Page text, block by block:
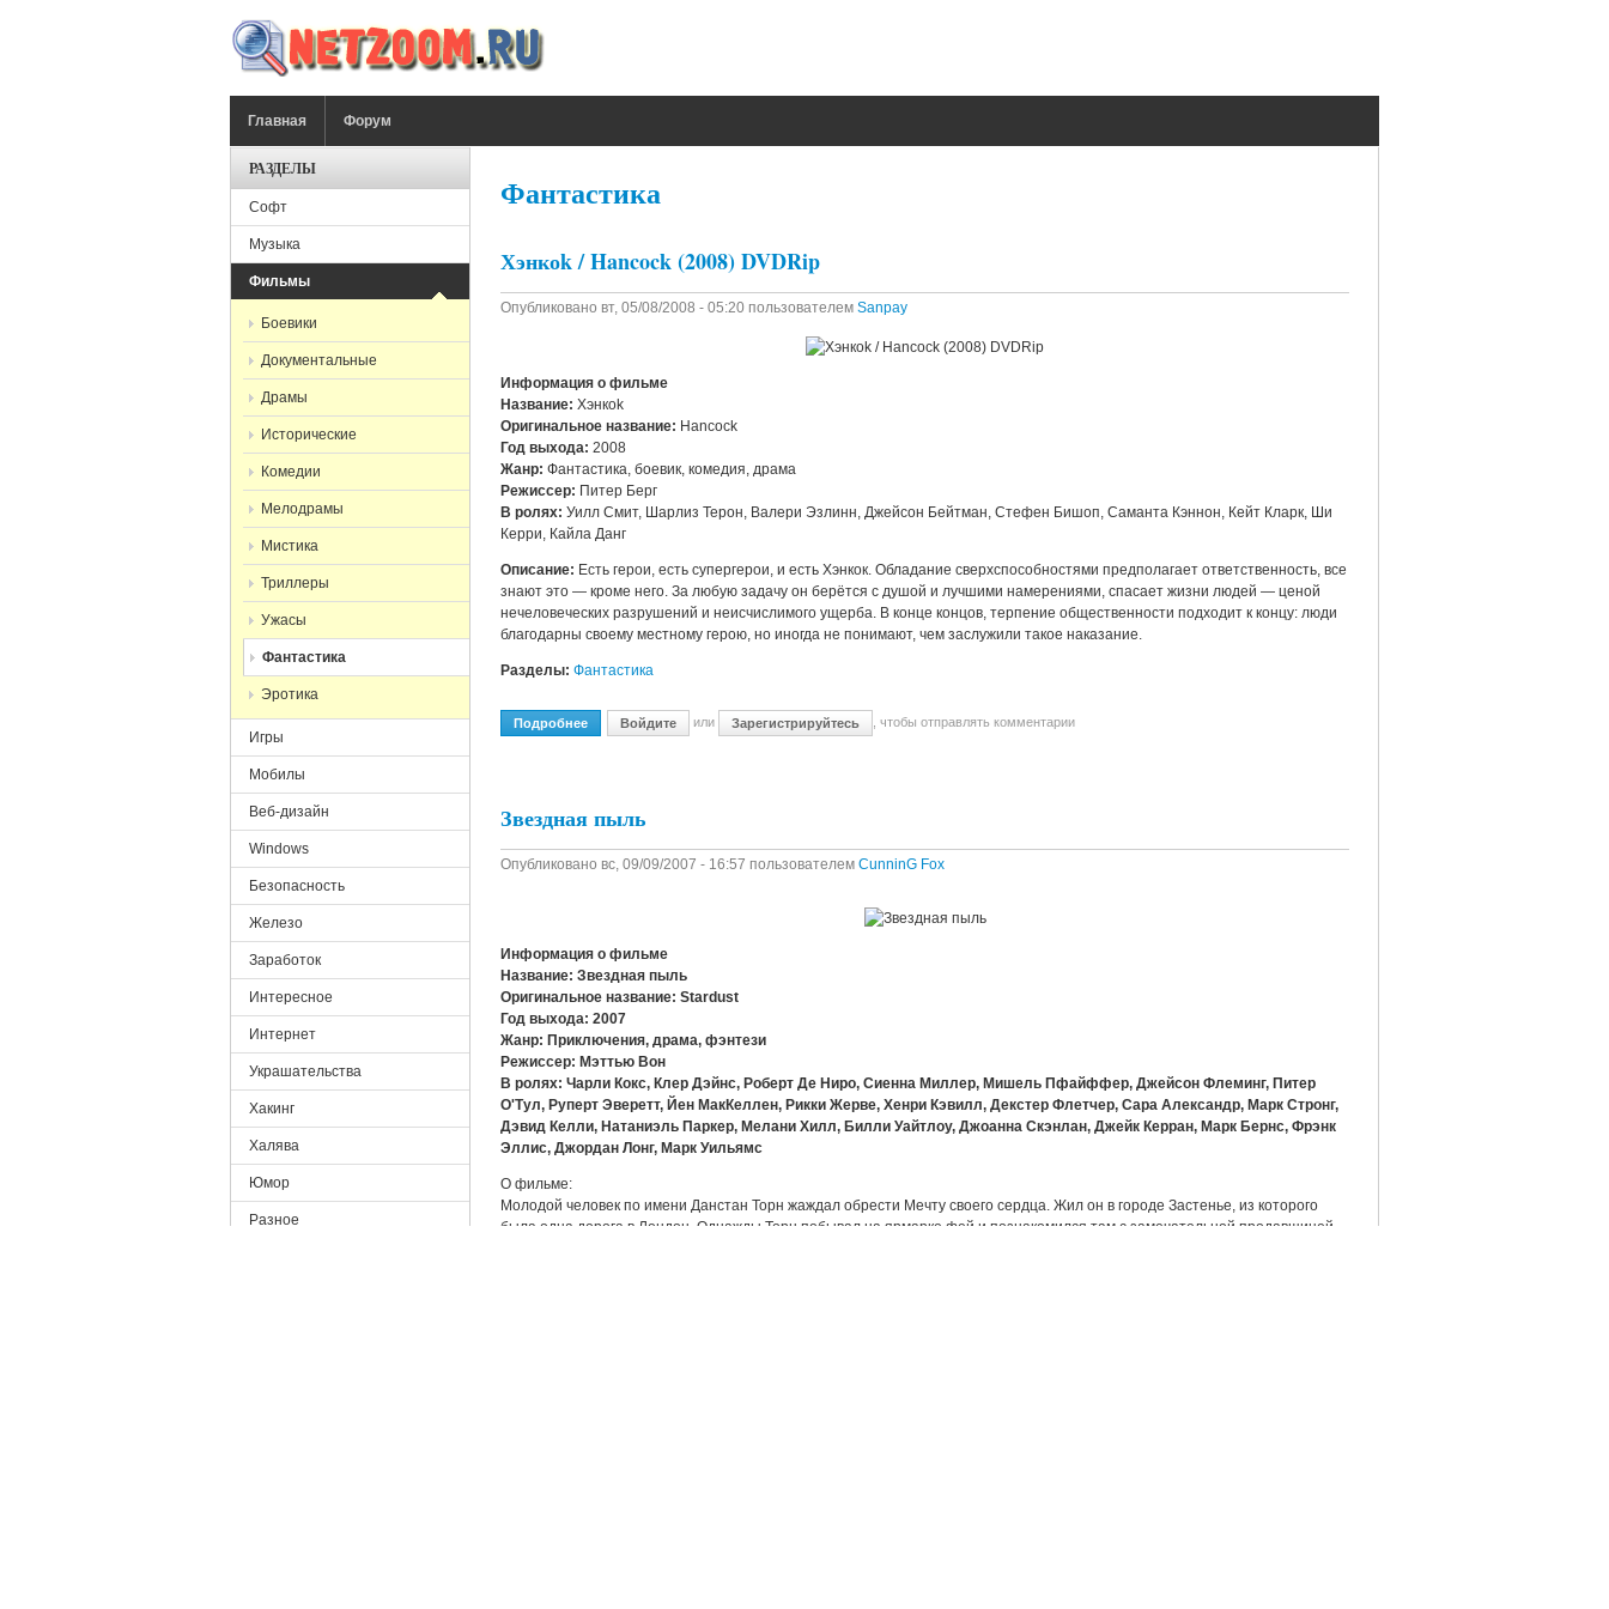
Главная Форум
Фантастика
Хэнкоk / Hancock (2008) DVDRip
Опубликовано вт, 05/08/2008 - 05:20 пользователем Sanpay
Информация о фильме
Название: Хэнкоk
Оригинальное название: Hancock
Год выхода: 2008
Жанр: Фантастика, боевик, комедия, драма
Режиссер: Питер Берг
В ролях: Уилл Смит, Шарлиз Терон, Валери Эзлинн, Джейсон Бейтман, Стефен Бишоп, Саманта Кэннон, Кейт Кларк, Ши
Керри, Кайла Данг
Описание: Есть герои, есть супергерои, и есть Хэнкок. Обладание сверхспособностями предполагает ответственность, все
знают это — кроме него. За любую задачу он берётся с душой и лучшими намерениями, спасает жизни людей — ценой
нечеловеческих разрушений и неисчислимого ущерба. В конце концов, терпение общественности подходит к концу: люди
благодарны своему местному герою, но иногда не понимают, чем заслужили такое наказание.
Разделы: Фантастика
Подробнее О Хэнкоk / Hancock (2008) DVDRip
Войдите или Зарегистрируйтесь , чтобы отправлять комментарии
Звездная пыль
Опубликовано вс, 09/09/2007 - 16:57 пользователем CunninG Fox
Информация о фильме
Название: Звездная пыль
Оригинальное название: Stardust
Год выхода: 2007
Жанр: Приключения, драма, фэнтези
Режиссер: Мэттью Вон
В ролях: Чарли Кокс, Клер Дэйнс, Роберт Де Ниро, Сиенна Миллер, Мишель Пфайффер, Джейсон Флеминг, Питер
О'Тул, Руперт Эверетт, Йен МакКеллен, Рикки Жерве, Хенри Кэвилл, Декстер Флетчер, Сара Александр, Марк Стронг,
Дэвид Келли, Натаниэль Паркер, Мелани Хилл, Билли Уайтлоу, Джоанна Скэнлан, Джейк Керран, Марк Бернс, Фрэнк
Эллис, Джордан Лонг, Марк Уильямс
О фильме:
Молодой человек по имени Данстан Торн жаждал обрести Мечту своего сердца. Жил он в городе Застенье, из которого
была одна дорога в Лондон. Однажды Торн побывал на ярмарке фей и познакомился там с замечательной продавщицей.
РАЗДЕЛЫ
Софт
Музыка
Фильмы
Боевики
Документальные
Драмы
Исторические
Комедии
Мелодрамы
Мистика
Триллеры
Ужасы
Фантастика
Эротика
Игры
Мобилы
Веб-дизайн
Windows
Безопасность
Железо
Заработок
Интересное
Интернет
Украшательства
Хакинг
Халява
Юмор
Разное